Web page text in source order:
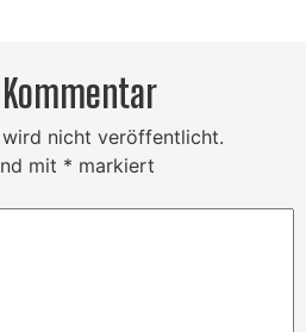
nicht veröffentlicht.
mit * markiert